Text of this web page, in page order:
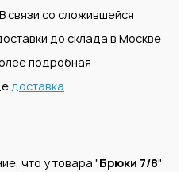
связи со сложившейся
до склада в Москве
подробная
доставка.
что у товара "Брюки 7/8"